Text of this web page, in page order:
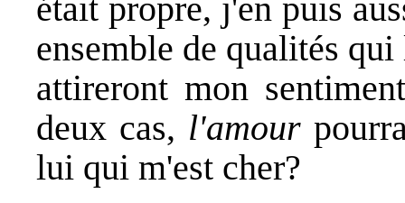
était propre, j'en puis
ensemble de qualités
attireront mon
deux cas, l'amour
lui qui m'est cher?